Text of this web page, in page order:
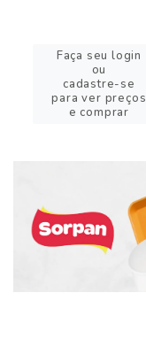
Faça seu login
ou
cadastre-se
para ver preços
e comprar